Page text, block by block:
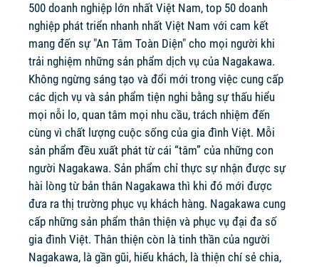
500 doanh nghiệp lớn nhất Việt Nam, top 50 doanh
nghiệp phát triển nhanh nhất Việt Nam với cam kết
mang đến sự "An Tâm Toàn Diện" cho mọi người khi
trải nghiệm những sản phẩm dịch vụ của Nagakawa.
Không ngừng sáng tạo và đổi mới trong việc cung cấp
các dịch vụ và sản phẩm tiện nghi bằng sự thấu hiểu
mọi nỗi lo, quan tâm mọi nhu cầu, trách nhiệm đến
cùng vì chất lượng cuộc sống của gia đình Việt. Mỗi
sản phẩm đều xuất phát từ cái “tâm” của những con
người Nagakawa. Sản phẩm chỉ thực sự nhận được sự
hài lòng từ bản thân Nagakawa thì khi đó mới được
đưa ra thị trường phục vụ khách hàng. Nagakawa cung
cấp những sản phẩm thân thiện và phục vụ đại đa số
gia đình Việt. Thân thiện còn là tinh thần của người
Nagakawa, là gần gũi, hiếu khách, là thiện chí sẻ chia,